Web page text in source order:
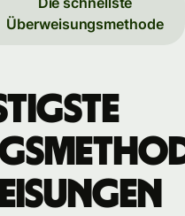
Überweisungsmethode